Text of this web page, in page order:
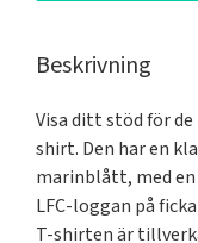
Beskrivning
Visa ditt stöd för de
shirt. Den har en
marinblått, med
LFC-loggan på
T-shirten är